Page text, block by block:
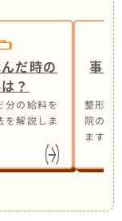
だ時の
？
分の給料を
を解説しま
事故
整形外
院の併
ます。